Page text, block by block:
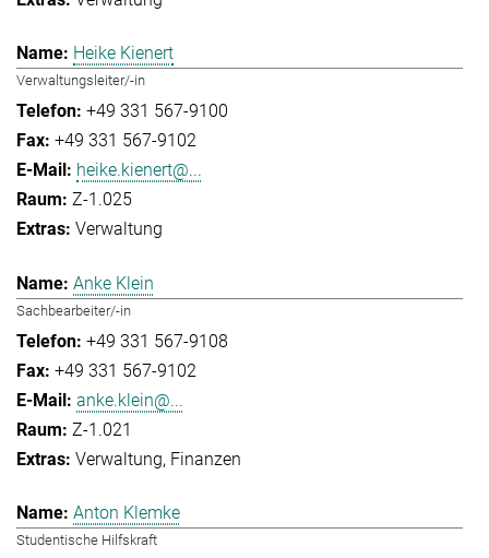
Heike Kienert
Verwaltungsleiter/-in
+49 331 567-9100
+49 331 567-9102
heike.kienert@...
Z-1.025
Verwaltung
Anke Klein
Sachbearbeiter/-in
+49 331 567-9108
+49 331 567-9102
anke.klein@...
Z-1.021
Verwaltung Finanzen
Anton Klemke
Studentische Hilfskraft